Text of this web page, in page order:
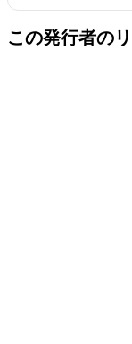
この発行者の